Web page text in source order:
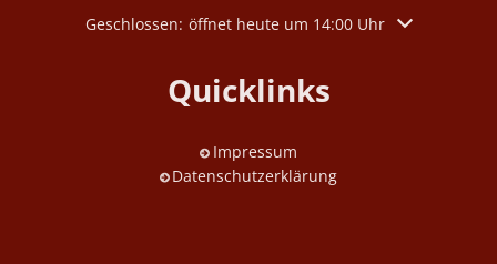
Klicken, um weitere Öffnungs- oder Schließzeiten
Geschlossen: öffnet heute um 14:00 Uhr
Quicklinks
Impressum
Datenschutzerklärung